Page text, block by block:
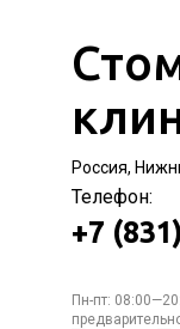
Россия,
Телефон:
+7
Пн-пт: